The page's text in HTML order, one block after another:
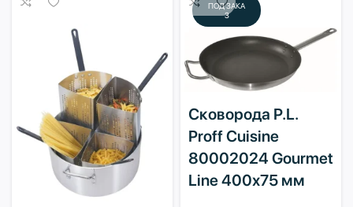
ПОД ЗАКА
З
Сковорода P.L.
Proff Cuisine
80002024 Gourmet
Line 400х75 мм